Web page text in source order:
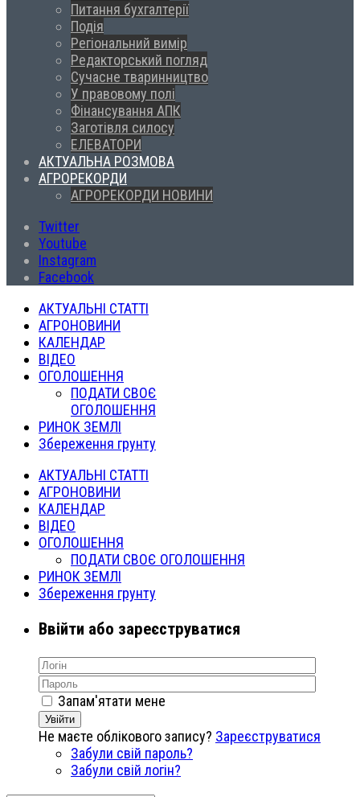
Питання бухгалтерії
Подія
Регіональний вимір
Редакторський погляд
Сучасне тваринництво
У правовому полі
Фінансування АПК
Заготівля силосу
ЕЛЕВАТОРИ
АКТУАЛЬНА РОЗМОВА
АГРОРЕКОРДИ
АГРОРЕКОРДИ НОВИНИ
Twitter
Youtube
Instagram
Facebook
АКТУАЛЬНІ СТАТТІ
АГРОНОВИНИ
КАЛЕНДАР
ВІДЕО
ОГОЛОШЕННЯ
ПОДАТИ СВОЄ
ОГОЛОШЕННЯ
РИНОК ЗЕМЛІ
Збереження грунту
АКТУАЛЬНІ СТАТТІ
АГРОНОВИНИ
КАЛЕНДАР
ВІДЕО
ОГОЛОШЕННЯ
ПОДАТИ СВОЄ ОГОЛОШЕННЯ
РИНОК ЗЕМЛІ
Збереження грунту
Ввійти або зареєструватися
Запам'ятати мене
Увійти
Не маєте облікового запису? Зареєструватися
Забули свій пароль?
Забули свій логін?